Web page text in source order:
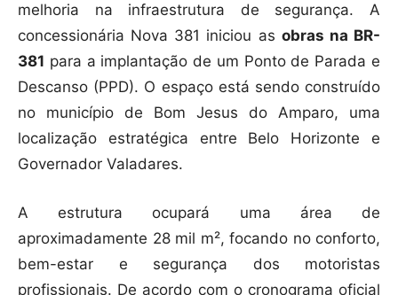
melhoria na infraestrutura de segurança. A
concessionária Nova 381 iniciou as obras na BR-
381 para a implantação de um Ponto de Parada e
Descanso (PPD). O espaço está sendo construído
no município de Bom Jesus do Amparo, uma
localização estratégica entre Belo Horizonte e
Governador Valadares.
A estrutura ocupará uma área de
aproximadamente 28 mil m², focando no conforto,
bem-estar e segurança dos motoristas
profissionais. De acordo com o cronograma oficial